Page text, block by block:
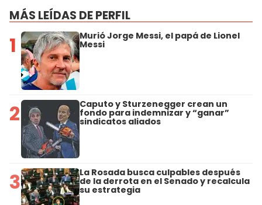
MÁS LEÍDAS DE PERFIL
1 Murió Jorge Messi, el papá de Lionel
Messi
2 Caputo y Sturzenegger crean un
fondo para indemnizar y “ganar”
sindicatos aliados
3 La Rosada busca culpables después
de la derrota en el Senado y recalcula
su estrategia